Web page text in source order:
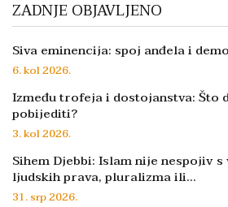
ZADNJE OBJAVLJENO
Siva eminencija: spoj anđela i
6. kol 2026.
Između trofeja i dostojanstva: Što
pobijediti?
3. kol 2026.
Sihem Djebbi: Islam nije nespojiv
ljudskih prava, pluralizma ili…
31. srp 2026.